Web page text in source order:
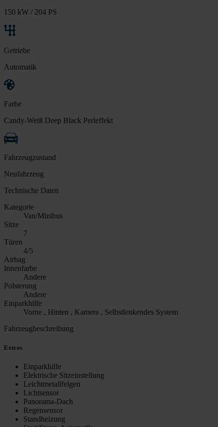
150 kW / 204 PS
Getriebe
Automatik
Farbe
Candy-Weiß Deep Black Perleffekt
Fahrzeugzustand
Neufahrzeug
Technische Daten
Kategorie
Van/Minibus
Sitze
7
Türen
4/5
Airbag
Innenfarbe
Andere
Polsterung
Andere
Einparkhilfe
Vorne , Hinten , Kamera , Selbstlenkendes System
Fahrzeugbeschreibung
Extras
Einparkhilfe
Elektrische Sitzeinstellung
Leichtmetallfelgen
Lichtsensor
Panorama-Dach
Regensensor
Standheizung